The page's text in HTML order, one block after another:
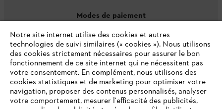
Modes de paiement
Notre site internet utilise des cookies et autres
technologies de suivi similaires (« cookies »). Nous utilisons
des cookies strictement nécessaires pour assurer le bon
fonctionnement de ce site internet qui ne nécessitent pas
votre consentement. En complément, nous utilisons des
cookies statistiques et de marketing pour optimiser votre
navigation, proposer des contenus personnalisés, analyser
votre comportement, mesurer l'efficacité des publicités,